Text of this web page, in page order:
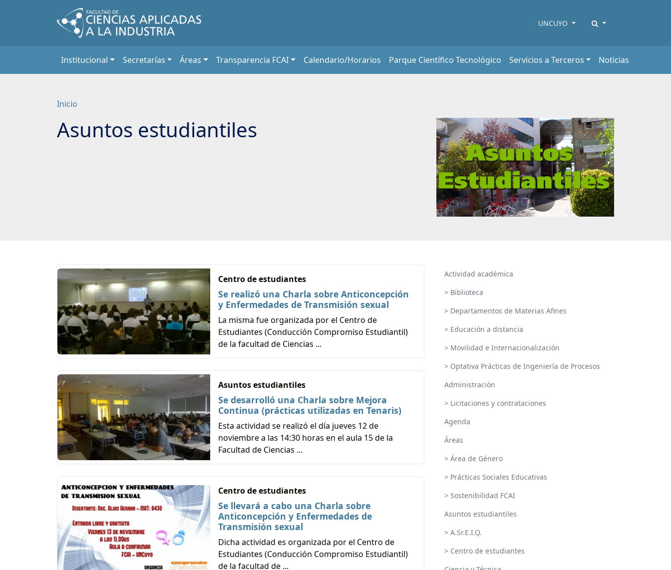
UNCUYO
Institucional Secretarías Áreas Transparencia FCAI Calendario/Horarios Parque Científico Tecnológico Servicios a Terceros Noticias
Inicio
Asuntos estudiantiles
Centro de estudiantes
Se realizó una Charla sobre Anticoncepción
y Enfermedades de Transmisión sexual
La misma fue organizada por el Centro de
Estudiantes (Conducción Compromiso Estudiantil)
de la facultad de Ciencias ...
Asuntos estudiantiles
Se desarrolló una Charla sobre Mejora
Continua (prácticas utilizadas en Tenaris)
Esta actividad se realizó el día jueves 12 de
noviembre a las 14:30 horas en el aula 15 de la
Facultad de Ciencias ...
Centro de estudiantes
Se llevará a cabo una Charla sobre
Anticoncepción y Enfermedades de
Transmisión sexual
Dicha actividad es organizada por el Centro de
Estudiantes (Conducción Compromiso Estudiantil)
de la facultad de ...
Actividad académica
> Biblioteca
> Departamentos de Materias Afines
> Educación a distancia
> Movilidad e Internacionalización
> Optativa Prácticas de Ingeniería de Procesos
Administración
> Licitaciones y contrataciones
Agenda
Áreas
> Área de Género
> Prácticas Sociales Educativas
> Sostenibilidad FCAI
Asuntos estudiantiles
> A.Sr.E.I.Q.
> Centro de estudiantes